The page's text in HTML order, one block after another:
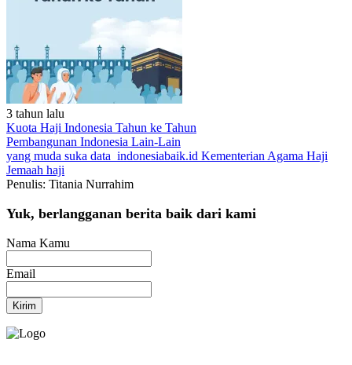
3 tahun lalu
Kuota Haji Indonesia Tahun ke Tahun
Pembangunan Indonesia Lain-Lain
yang muda suka data indonesiabaik.id Kementerian Agama Haji
Jemaah haji
Penulis: Titania Nurrahim
Yuk, berlangganan berita baik dari kami
Nama Kamu
Email
Kirim